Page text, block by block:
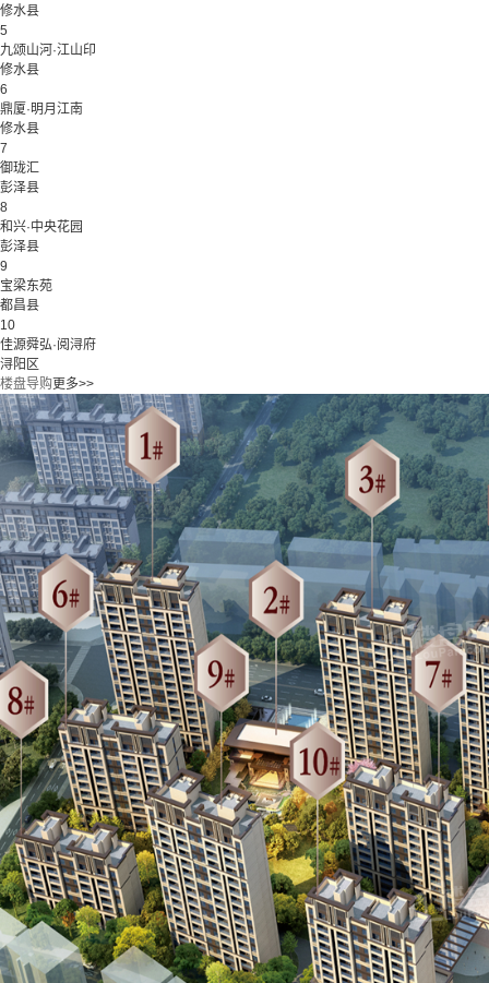
修水县
5
九颂山河·江山印
修水县
6
鼎厦·明月江南
修水县
7
御珑汇
彭泽县
8
和兴·中央花园
彭泽县
9
宝梁东苑
都昌县
10
佳源舜弘·阅浔府
浔阳区
楼盘导购更多>>